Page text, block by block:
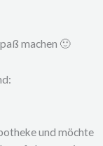
machen 🙂
und möchte